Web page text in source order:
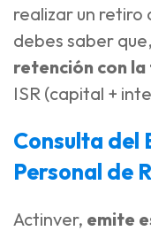
realizar un retiro
debes saber
retención con la
ISR (capital +
Consulta del
Personal de
Actinver, emite